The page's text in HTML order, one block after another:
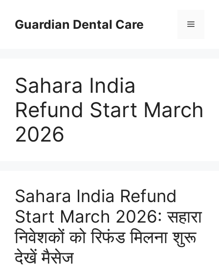
contentGuardian Dental Care Menu
Sahara India
Refund Start March
2026
Sahara India Refund
Start March 2026: सहारा
निवेशकों को रिफंड मिलना शुरू
देखें मैसेज